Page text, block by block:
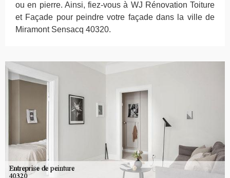
ou en pierre. Ainsi, fiez-vous à WJ Rénovation Toiture
et Façade pour peindre votre façade dans la ville de
Miramont Sensacq 40320.